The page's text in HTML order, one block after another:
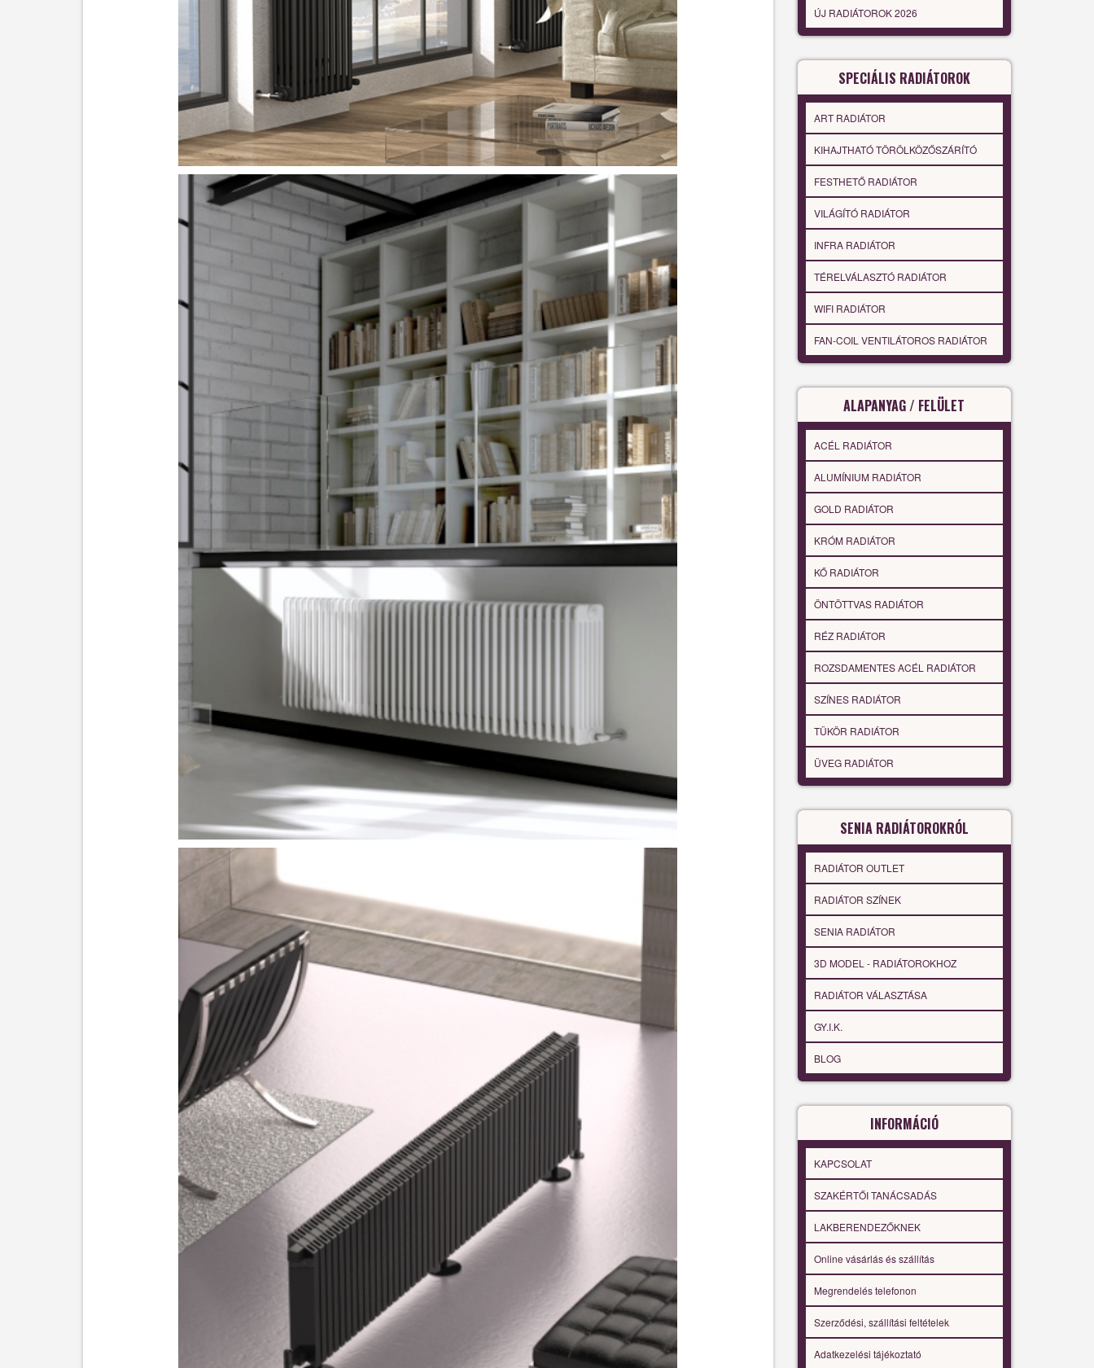
ÚJ RADIÁTOROK 2026
SPECIÁLIS RADIÁTOROK
ART RADIÁTOR
KIHAJTHATÓ TÖRÖLKÖZŐSZÁRÍTÓ
FESTHETŐ RADIÁTOR
VILÁGÍTÓ RADIÁTOR
INFRA RADIÁTOR
TÉRELVÁLASZTÓ RADIÁTOR
WIFI RADIÁTOR
FAN-COIL VENTILÁTOROS RADIÁTOR
ALAPANYAG / FELÜLET
ACÉL RADIÁTOR
ALUMÍNIUM RADIÁTOR
GOLD RADIÁTOR
KRÓM RADIÁTOR
KŐ RADIÁTOR
ÖNTÖTTVAS RADIÁTOR
RÉZ RADIÁTOR
ROZSDAMENTES ACÉL RADIÁTOR
SZÍNES RADIÁTOR
TÜKÖR RADIÁTOR
ÜVEG RADIÁTOR
SENIA RADIÁTOROKRÓL
RADIÁTOR OUTLET
RADIÁTOR SZÍNEK
SENIA RADIÁTOR
3D MODEL - RADIÁTOROKHOZ
RADIÁTOR VÁLASZTÁSA
GY.I.K.
BLOG
INFORMÁCIÓ
KAPCSOLAT
SZAKÉRTŐI TANÁCSADÁS
LAKBERENDEZŐKNEK
Online vásárlás és szállítás
Megrendelés telefonon
Szerződési, szállítási feltételek
Adatkezelési tájékoztató